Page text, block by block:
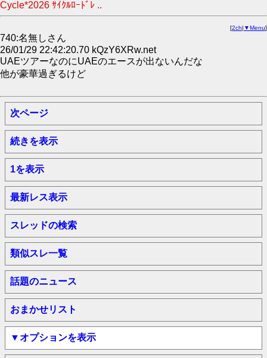
Cycle*2026 ｻｲｸﾙﾛｰﾄﾞﾚ ..
[2ch| ▼Menu]
740:名無しさん
26/01/29 22:42:20.70 kQzY6XRw.net
UAEツアーなのにUAEのエースが出ないんだな
他が豪華過ぎるけど
次ページ
続きを表示
1を表示
最新レス表示
スレッドの検索
類似スレ一覧
話題のニュース
おまかせリスト
▼オプションを表示